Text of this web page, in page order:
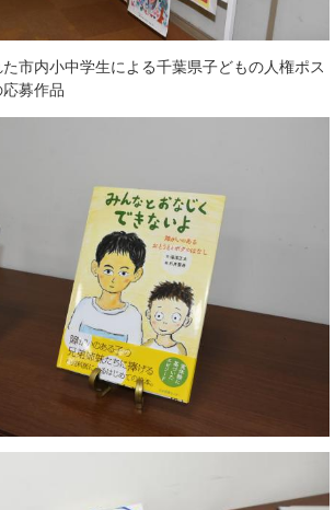
市内小中学生による千葉県子どもの人権ポス
募作品